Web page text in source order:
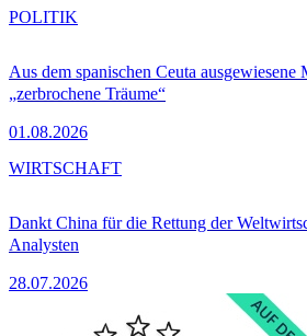
Aus dem spanischen Ceuta ausgewiesene
„zerbrochene Träume“
01.08.2026
POLITIK
Dankt China für die Rettung der
Analysten
28.07.2026
WIRTSCHAFT